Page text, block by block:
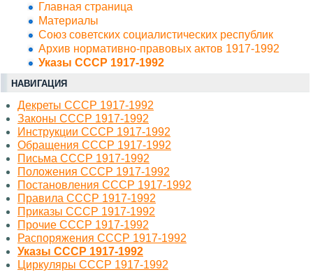
Главная страница
Материалы
Союз советских социалистических республик
Архив нормативно-правовых актов 1917-1992
Указы СССР 1917-1992
НАВИГАЦИЯ
Декреты СССР 1917-1992
Законы СССР 1917-1992
Инструкции СССР 1917-1992
Обращения СССР 1917-1992
Письма СССР 1917-1992
Положения СССР 1917-1992
Постановления СССР 1917-1992
Правила СССР 1917-1992
Приказы СССР 1917-1992
Прочие СССР 1917-1992
Распоряжения СССР 1917-1992
Указы СССР 1917-1992
Циркуляры СССР 1917-1992